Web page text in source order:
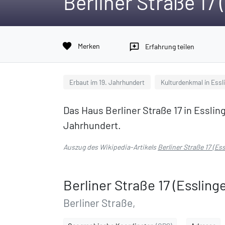
favorite Merken reviews Erfahrung teilen
Erbaut im 19. Jahrhundert Kulturdenkmal in
Das Haus Berliner Straße 17 in
Jahrhundert.
Auszug des Wikipedia-ArtikelsBerliner Straße 17
Berliner Straße 17
Berliner Straße,